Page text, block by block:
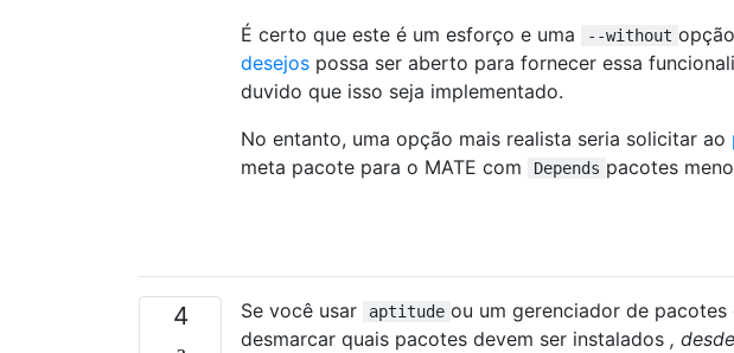
É certo que este é um esforço e uma
--without
desejos possa ser aberto para fornecer essa
duvido que isso seja implementado.
No entanto, uma opção mais realista seria solicitar ao
meta pacote para o MATE com
Depends pacotes
4 Se você usar aptitude ou um gerenciador de
desmarcar quais pacotes devem ser instalados , desde